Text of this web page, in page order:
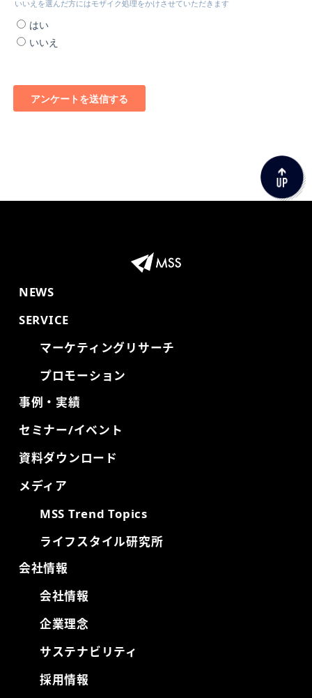
NEWS
SERVICE
マーケティングリサーチ
プロモーション
事例・実績
セミナー/イベント
資料ダウンロード
メディア
MSS Trend Topics
ライフスタイル研究所
会社情報
会社情報
企業理念
サステナビリティ
採用情報